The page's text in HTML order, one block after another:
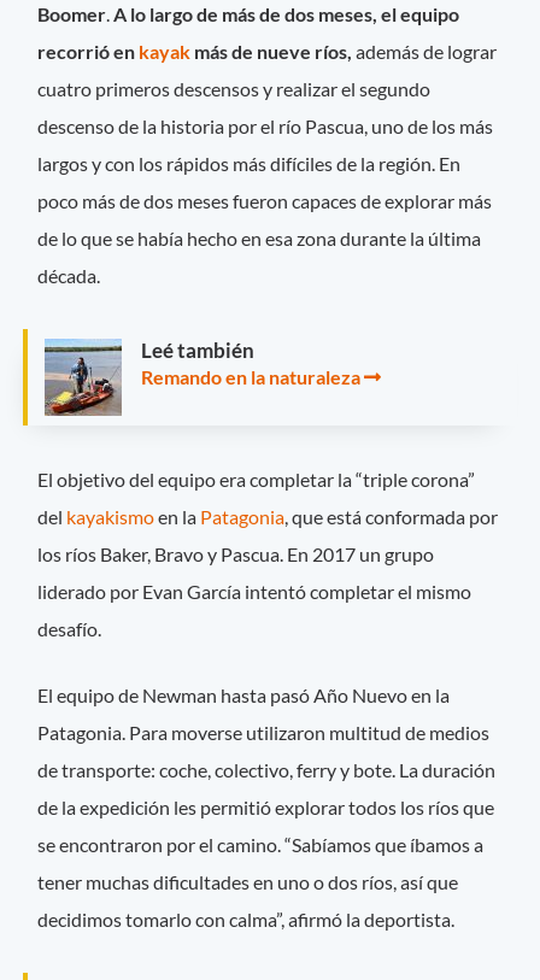
Boomer A lo largo de más de dos meses, el equipo
recorrió en kayak más de nueve ríos, además de lograr
cuatro primeros descensos y realizar el segundo
descenso de la historia por el río Pascua, uno de los más
largos y con los rápidos más difíciles de la región. En
poco más de dos meses fueron capaces de explorar más
de lo que se había hecho en esa zona durante la última
década.
Leé también
Remando en la naturaleza
El objetivo del equipo era completar la “triple corona”
del kayakismoen la Patagonia, que está conformada por
los ríos Baker, Bravo y Pascua. En 2017 un grupo
liderado por Evan García intentó completar el mismo
desafío.
El equipo de Newman hasta pasó Año Nuevo en la
Patagonia. Para moverse utilizaron multitud de medios
de transporte: coche, colectivo, ferry y bote. La duración
de la expedición les permitió explorar todos los ríos que
se encontraron por el camino. “Sabíamos que íbamos a
tener muchas dificultades en uno o dos ríos, así que
decidimos tomarlo con calma”, afirmó la deportista.